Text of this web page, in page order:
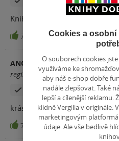
Kniha se čte velmi dobře.
7
ANONYM
registrovaný uživatel
Zakoupil produkt
krásná
7
Cookies a
O souborech cookies
využíváme ke
aby náš e-shop dobře
nadále zlepšovat. Také
lepší a cílenější reklamu.
klidně Vergilia v originále.
marketingovým
údaje. Ale vše bedlivě